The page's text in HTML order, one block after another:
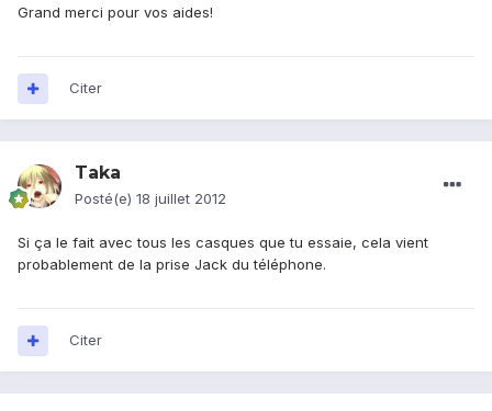
Grand merci pour vos aides!
Citer
Taka
Posté(e) 18 juillet 2012
Si ça le fait avec tous les casques que tu essaie, cela vient
probablement de la prise Jack du téléphone.
Citer